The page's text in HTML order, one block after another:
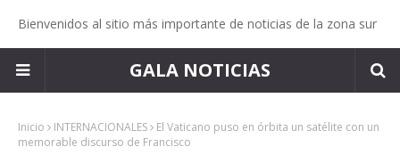
Bienvenidos al sitio más importante de noticias de la zona sur
GALA NOTICIAS
Inicio INTERNACIONALES
El Vaticano puso en órbita un satélite con un
memorable discurso de Francisco